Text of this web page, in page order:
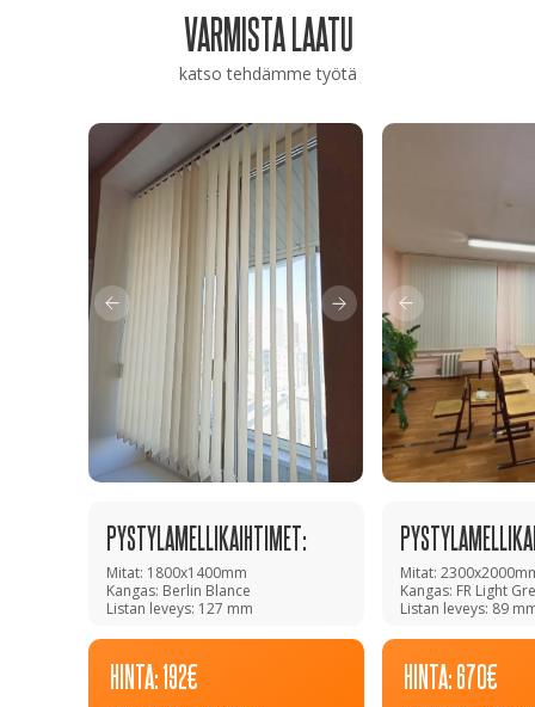
katso tehdämme työtä
VARMISTA LAATU
HINTA: 192€
PYSTYLAMELLIKAIHTIMET:
Mitat: 1800x1400mm
Kangas: Berlin Blance
Listan leveys: 127 mm
HINTA: 670€
Mitat:
Kangas: FR Light
Listan leveys: 89